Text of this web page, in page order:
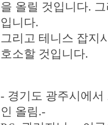
을 올릴 것입니다.
입니다.
그리고 테니스 잡지
호소할 것입니다.
- 경기도 광주시에
인 올림.-